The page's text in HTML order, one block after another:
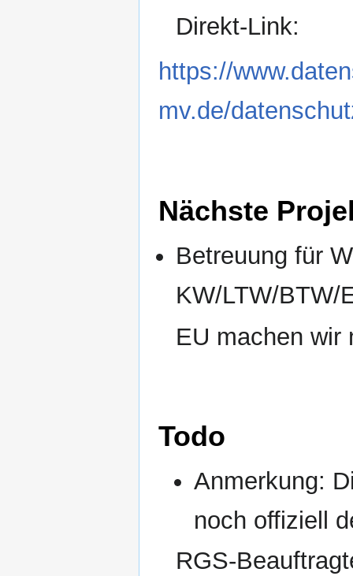
Direkt-Link:
https://
mv.de/
Nächste
Betreuung für
KW/LTW/BTW/
EU machen wir
Todo
Anmerkung:
noch offiziell
RGS-